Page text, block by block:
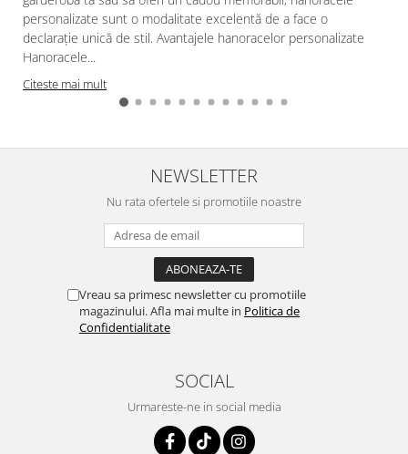
personalizate sunt o modalitate excelentă de a face o
declarație unică de stil. Avantajele hanoracelor personalizate
Hanoracele...
Citeste mai mult
NEWSLETTER
Nu rata ofertele si promotiile noastre
Vreau sa primesc newsletter cu promotiile
magazinului. Afla mai multe in Politica de
Confidentialitate
SOCIAL
Urmareste-ne in social media